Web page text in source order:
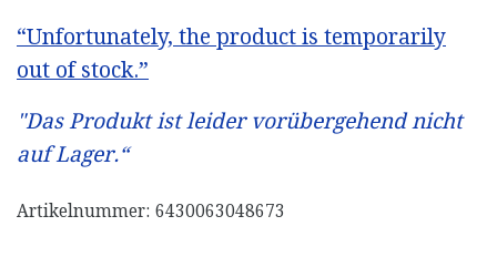
“Unfortunately, the product is temporarily
out of stock.”
"Das Produkt ist leider vorübergehend nicht
auf Lager.“
Artikelnummer: 6430063048673